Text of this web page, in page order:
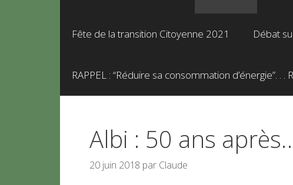
Fête de la transition Citoyenne 2021 Débat
RAPPEL : “Réduire sa consommation d’énergie”. .
Albi : 50 ans
20 juin 2018 par Claude